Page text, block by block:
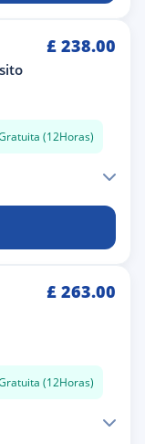
£ 238.00
(12Horas)
£ 263.00
(12Horas)